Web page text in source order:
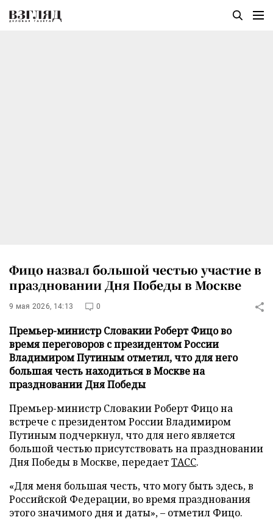
Фицо назвал большой честью участие в
праздновании Дня Победы в Москве
9 мая 2026, 14:13 0
Премьер-министр Словакии Роберт Фицо во
время переговоров с президентом России
Владимиром Путиным отметил, что для него
большая честь находиться в Москве на
праздновании Дня Победы
Премьер-министр Словакии Роберт Фицо на
встрече с президентом России Владимиром
Путиным подчеркнул, что для него является
большой честью присутствовать на праздновании
Дня Победы в Москве, передаетТАСС.
«Для меня большая честь, что могу быть здесь, в
Российской Федерации, во время празднования
этого значимого дня и даты», – отметил Фицо.